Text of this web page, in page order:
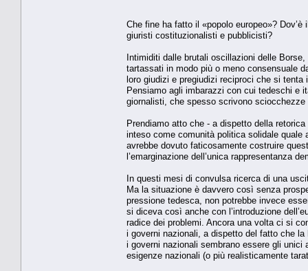
Che fine ha fatto il «popolo europeo»?
giuristi costituzionalisti e pubblicisti?
Intimiditi dalle brutali oscillazioni delle
tartassati in modo più o meno consensuale
loro giudizi e pregiudizi reciproci che si
Pensiamo agli imbarazzi con cui tedeschi e
giornalisti, che spesso scrivono sciocchezze
Prendiamo atto che - a dispetto della
inteso come comunità politica solidale
avrebbe dovuto faticosamente costruire
l’emarginazione dell’unica rappresentanza
In questi mesi di convulsa ricerca di una
Ma la situazione è davvero così senza
pressione tedesca, non potrebbe invece
si diceva così anche con l’introduzione
radice dei problemi. Ancora una volta ci si
i governi nazionali, a dispetto del fatto che
i governi nazionali sembrano essere gli
esigenze nazionali (o più realisticamente